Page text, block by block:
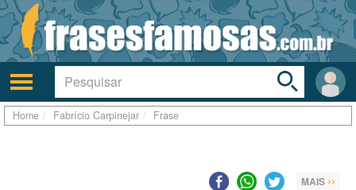
Ativar/desativar
a
navegação
Área
do
Toggle
search
bar
Home Fabrício Carpinejar Frase
MAIS ››